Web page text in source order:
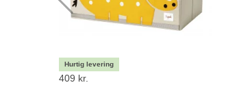
409 kr.